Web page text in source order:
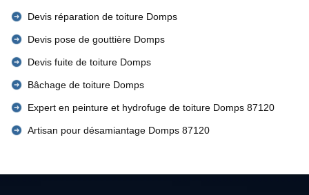
Devis réparation de toiture Domps
Devis pose de gouttière Domps
Devis fuite de toiture Domps
Bâchage de toiture Domps
Expert en peinture et hydrofuge de toiture Domps 87120
Artisan pour désamiantage Domps 87120